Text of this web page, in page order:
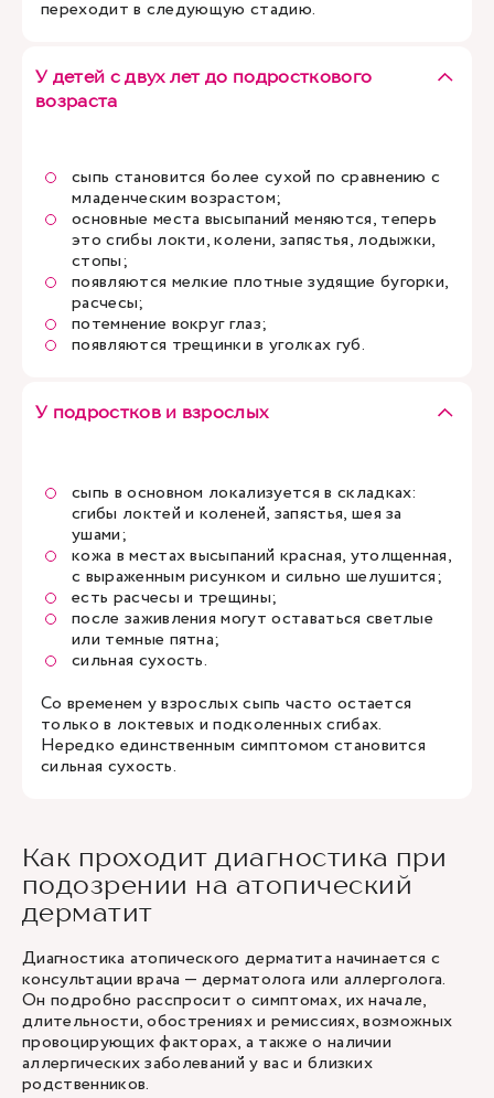
переходит в следующую стадию.
У детей с двух лет до подросткового
возраста
сыпь становится более сухой по сравнению с
младенческим возрастом;
основные места высыпаний меняются, теперь
это сгибы локти, колени, запястья, лодыжки,
стопы;
появляются мелкие плотные зудящие бугорки,
расчесы;
потемнение вокруг глаз;
появляются трещинки в уголках губ.
У подростков и взрослых
сыпь в основном локализуется в складках:
сгибы локтей и коленей, запястья, шея за
ушами;
кожа в местах высыпаний красная, утолщенная,
с выраженным рисунком и сильно шелушится;
есть расчесы и трещины;
после заживления могут оставаться светлые
или темные пятна;
сильная сухость.
Со временем у взрослых сыпь часто остается
только в локтевых и подколенных сгибах.
Нередко единственным симптомом становится
сильная сухость.
Как проходит диагностика при
подозрении на атопический
дерматит
Диагностика атопического дерматита начинается с
консультации врача — дерматолога или аллерголога.
Он подробно расспросит о симптомах, их начале,
длительности, обострениях и ремиссиях, возможных
провоцирующих факторах, а также о наличии
аллергических заболеваний у вас и близких
родственников.